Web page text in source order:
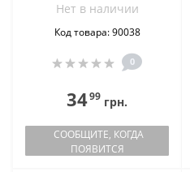
Нет в наличии
Код товара: 90038
0
3499 грн.
СООБЩИТЕ, КОГДА
ПОЯВИТСЯ